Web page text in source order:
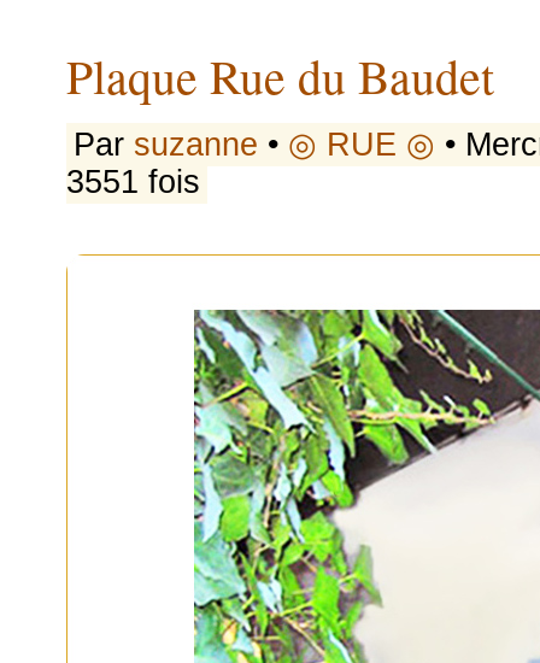
Plaque Rue du Baudet
Par suzanne • ◎ RUE ◎ •
3551 fois